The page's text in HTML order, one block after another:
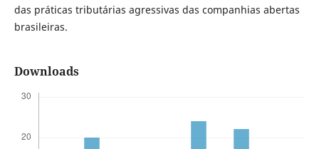
das práticas tributárias agressivas das companhias abertas
brasileiras.
Downloads